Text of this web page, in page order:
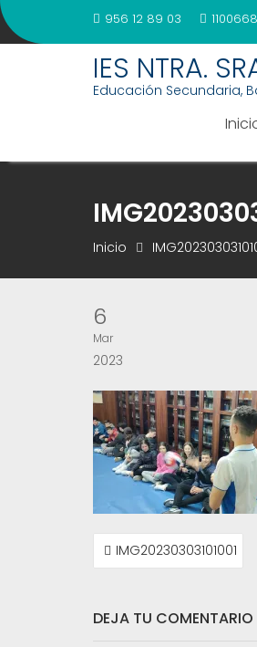
Saltar
al
956 12 89 03
IES NTRA.
Educación Secundaria,
Inicio
6
Mar
2023
NAVEGACIÓN
DEIMG20230303101001
DEJA TU COMENTARIO